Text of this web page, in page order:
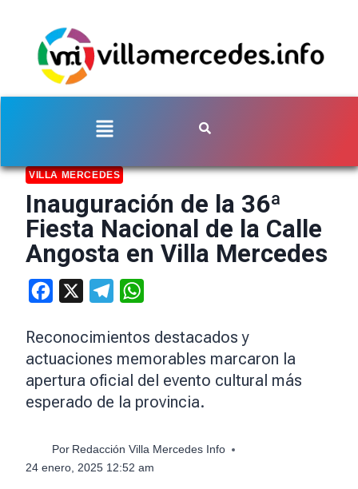
VILLA MERCEDES
Inauguración de la 36ª
Fiesta Nacional de la Calle
Angosta en Villa Mercedes
Facebook Telegram
Reconocimientos destacados y
actuaciones memorables marcaron la
apertura oficial del evento cultural más
esperado de la provincia.
Por Redacción Villa Mercedes Info
24 enero, 2025 12:52 am